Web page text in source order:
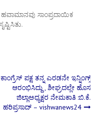
ಸಾಂಪ್ರದಾಯಿಕ
ಕಾಂಗ್ರೆಸ್ ಪಕ್ಷ ತನ್ನ ಎರಡನೇ ಇನ್ನಿಂಗ್ಸ್
ಆರಂಭಿಸಿದ್ದು , ಶೀಘ್ರದಲ್ಲೇ ಹೊಸ
ಜಿಲ್ಲಾಅಧ್ಯಕ್ಷರ ನೇಮಕಾತಿ :ಬಿ.ಕೆ.
ಹರಿಪ್ರಸಾದ್ – vishwanews24